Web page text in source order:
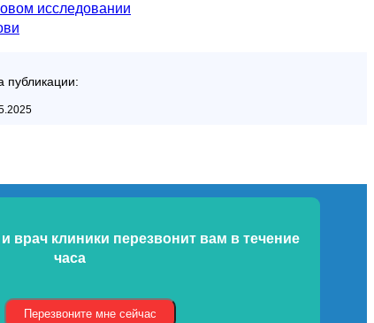
исследовании
публикации:
врач клиники перезвонит вам в течение
часа